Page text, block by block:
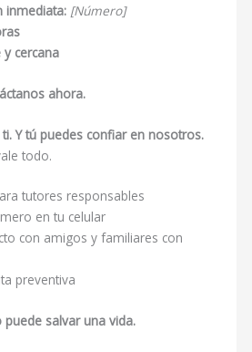
inmediata: [Número]
y cercana
ahora.
Y tú puedes confiar en nosotros.
todo.
tutores responsables
en tu celular
con amigos y familiares con
preventiva
salvar una vida.